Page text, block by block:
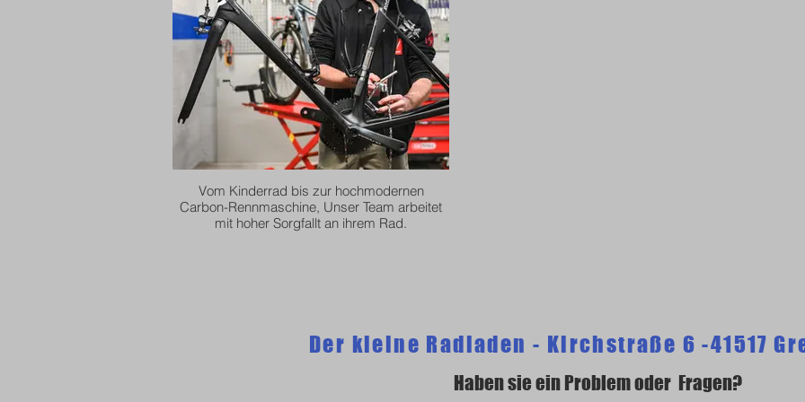
Vom Kinderrad bis zur hochmodernen
Carbon-Rennmaschine, Unser Team arbeitet
mit hoher Sorgfallt an ihrem Rad.
Der kleine Radladen - Kirchstraße 6 -41517
Haben sie ein Problem oder Fragen?